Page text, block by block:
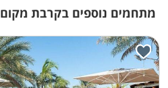
מתחמים נוספים בקרבת מקום